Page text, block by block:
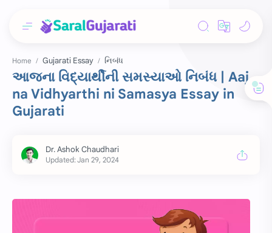
Home Gujarati Essay નિબંધ
આજના વિદ્યાર્થીની સમસ્યાઓ નિબંધ | Aaj
na Vidhyarthi ni Samasya Essay in
Gujarati